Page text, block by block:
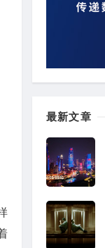
最新文章